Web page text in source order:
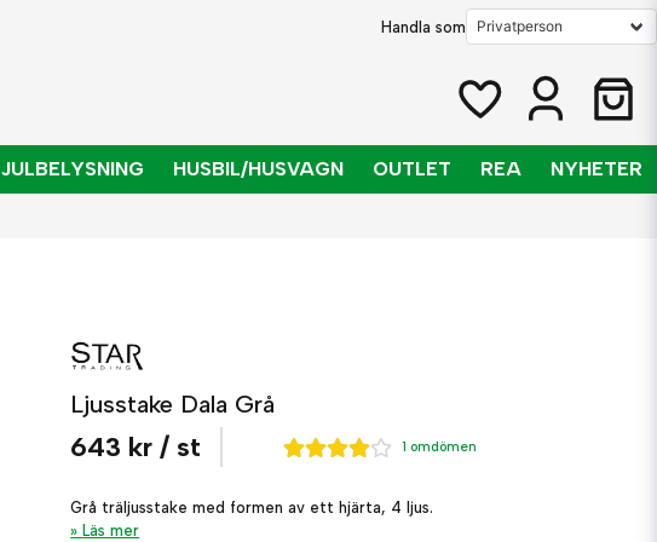
Handla som
JULBELYSNING HUSBIL/HUSVAGN OUTLET REA NYHETER
Ljusstake Dala Grå
643 kr / st 1 omdömen
Grå träljusstake med formen av ett hjärta, 4 ljus.
Läs mer